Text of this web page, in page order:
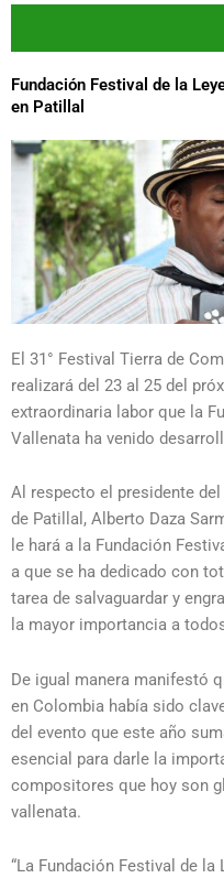
Fundación Festival de la
en Patillal
El 31° Festival Tierra de
realizará del 23 al 25 del
extraordinaria labor que la
Vallenata ha venido
Al respecto el presidente
de Patillal, Alberto Daza
le hará a la Fundación
a que se ha dedicado con
tarea de salvaguardar y
la mayor importancia a
De igual manera manifestó
en Colombia había sido
del evento que este año
esencial para darle la
compositores que hoy son
vallenata.
“La Fundación Festival de